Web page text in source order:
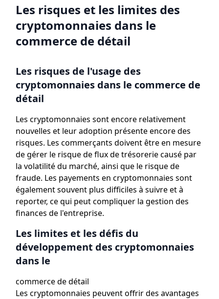
Les risques et les limites des
cryptomonnaies dans le
commerce de détail
Les risques de l'usage des
cryptomonnaies dans le commerce de
détail
Les cryptomonnaies sont encore relativement
nouvelles et leur adoption présente encore des
risques. Les commerçants doivent être en mesure
de gérer le risque de flux de trésorerie causé par
la volatilité du marché, ainsi que le risque de
fraude. Les payements en cryptomonnaies sont
également souvent plus difficiles à suivre et à
reporter, ce qui peut compliquer la gestion des
finances de l'entreprise.
Les limites et les défis du
développement des cryptomonnaies
dans le
commerce de détail
Les cryptomonnaies peuvent offrir des avantages